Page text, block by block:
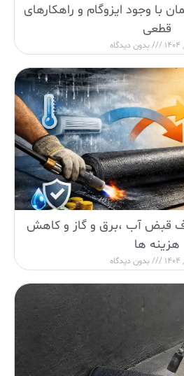
با وجود ایزوگام و راهکارهای
قطعی
بدون دیدگاه
قبض آب ،برق و گاز و کاهش
هزینه ها
بدون دیدگاه